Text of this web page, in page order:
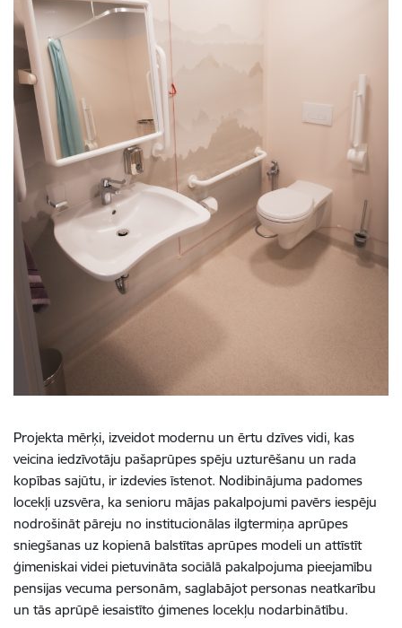
Projekta mērķi, izveidot modernu un ērtu dzīves vidi, kas
veicina iedzīvotāju pašaprūpes spēju uzturēšanu un rada
kopības sajūtu, ir izdevies īstenot. Nodibinājuma padomes
locekļi uzsvēra, ka senioru mājas pakalpojumi pavērs iespēju
nodrošināt pāreju no institucionālas ilgtermiņa aprūpes
sniegšanas uz kopienā balstītas aprūpes modeli un attīstīt
ģimeniskai videi pietuvināta sociālā pakalpojuma pieejamību
pensijas vecuma personām, saglabājot personas neatkarību
un tās aprūpē iesaistīto ģimenes locekļu nodarbinātību.